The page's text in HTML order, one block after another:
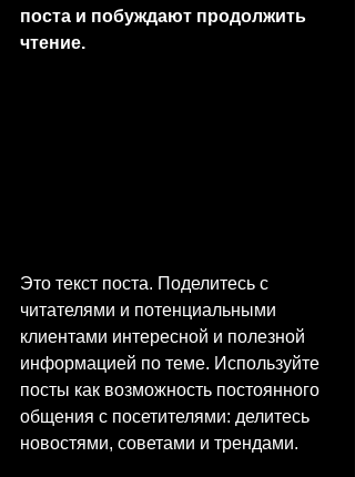
поста и побуждают продолжить
чтение.
Это текст поста. Поделитесь с
читателями и потенциальными
клиентами интересной и полезной
информацией по теме. Используйте
посты как возможность постоянного
общения с посетителями: делитесь
новостями, советами и трендами.